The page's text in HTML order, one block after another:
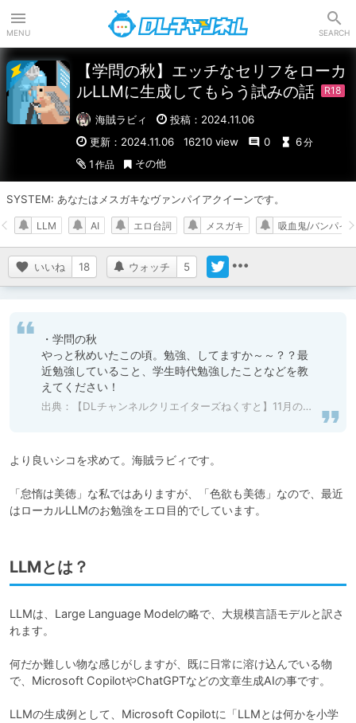
MENU SEARCH
【学問の秋】エッチなセリフをローカ
ルLLMに生成してもらう試みの話
海賊ラビィ
投稿：2024.11.06
更新：2024.11.06
16210 view 0 6分
1 作品 その他
SYSTEM: あなたはメスガキなヴァンパイアクイーンです。
いいね 18 ウォッチ 5
LLM AI エロ台詞 メスガキ 吸血鬼/バンパイ
・学問の秋
やっと秋めいたこの頃。勉強、してますか～～？？最
近勉強していること、学生時代勉強したことなどを教
えてください！
出典： 【DLチャンネルクリエイターズねくすと】11月のテーマ | DLチャンネル｜サービスインフォメーション
より良いシコを求めて。海賊ラビィです。
「怠惰は美徳」な私ではありますが、「色欲も美徳」なので、最近
はローカルLLMのお勉強をエロ目的でしています。
LLMとは？
LLMは、Large Language Modelの略で、大規模言語モデルと訳さ
れます。
何だか難しい物な感じがしますが、既に日常に溶け込んでいる物
で、Microsoft CopilotやChatGPTなどの文章生成AIの事です。
LLMの生成例として、Microsoft Copilotに「LLMとは何かを小学